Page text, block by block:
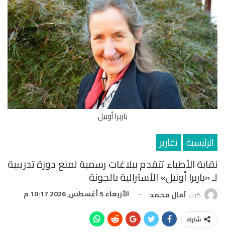
باربرا أونيل
الرئيسية تقارير
نقابة الأطباء تتقدم ببلاغات رسمية لمنع دورة تدريبية
لـ «باربرا أونيل» الأسترالية بالجونة
كتب آمال محمد الأربعاء 5 أغسطس, 2026 10:17 م
شارك